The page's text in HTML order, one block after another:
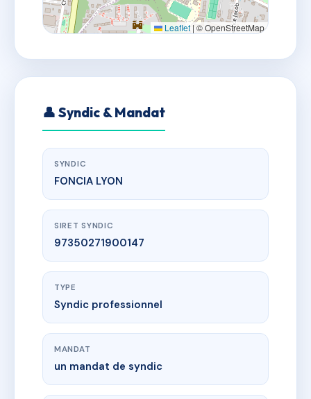
Leaflet | © OpenStreetMap
👤 Syndic & Mandat
SYNDIC
FONCIA LYON
SIRET SYNDIC
97350271900147
TYPE
Syndic professionnel
MANDAT
un mandat de syndic